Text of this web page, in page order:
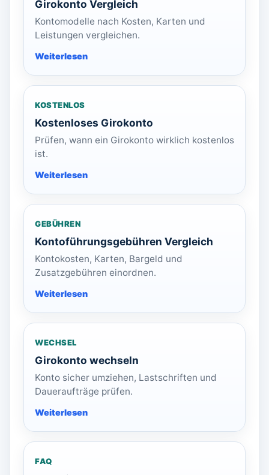
Girokonto Vergleich
Kontomodelle nach Kosten, Karten und
Leistungen vergleichen.
KOSTENLOS
Kostenloses Girokonto
Prüfen, wann ein Girokonto wirklich kostenlos
ist.
GEBÜHREN
Kontoführungsgebühren Vergleich
Kontokosten, Karten, Bargeld und
Zusatzgebühren einordnen.
WECHSEL
Girokonto wechseln
Konto sicher umziehen, Lastschriften und
Daueraufträge prüfen.
FAQ